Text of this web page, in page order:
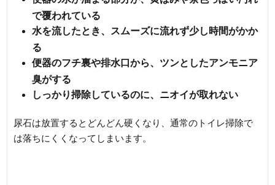
で覆われている
水を流したとき、スムーズに流れず少し時間がかか
る
便器のフチ裏や排水口から、ツンとしたアンモニア
臭がする
しっかり掃除しているのに、ニオイが取れない
尿石は放置するとどんどん硬くなり、通常のトイレ掃除で
は落ちにくくなってしまいます。